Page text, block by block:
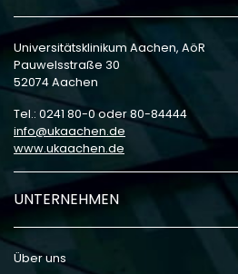
Universitätsklinikum Aachen, AöR
Pauwelsstraße 30
52074 Aachen
Tel.: 0241 80-0 oder 80-84444
info
ukaachen de
www.ukaachen.de
UNTERNEHMEN
Über uns